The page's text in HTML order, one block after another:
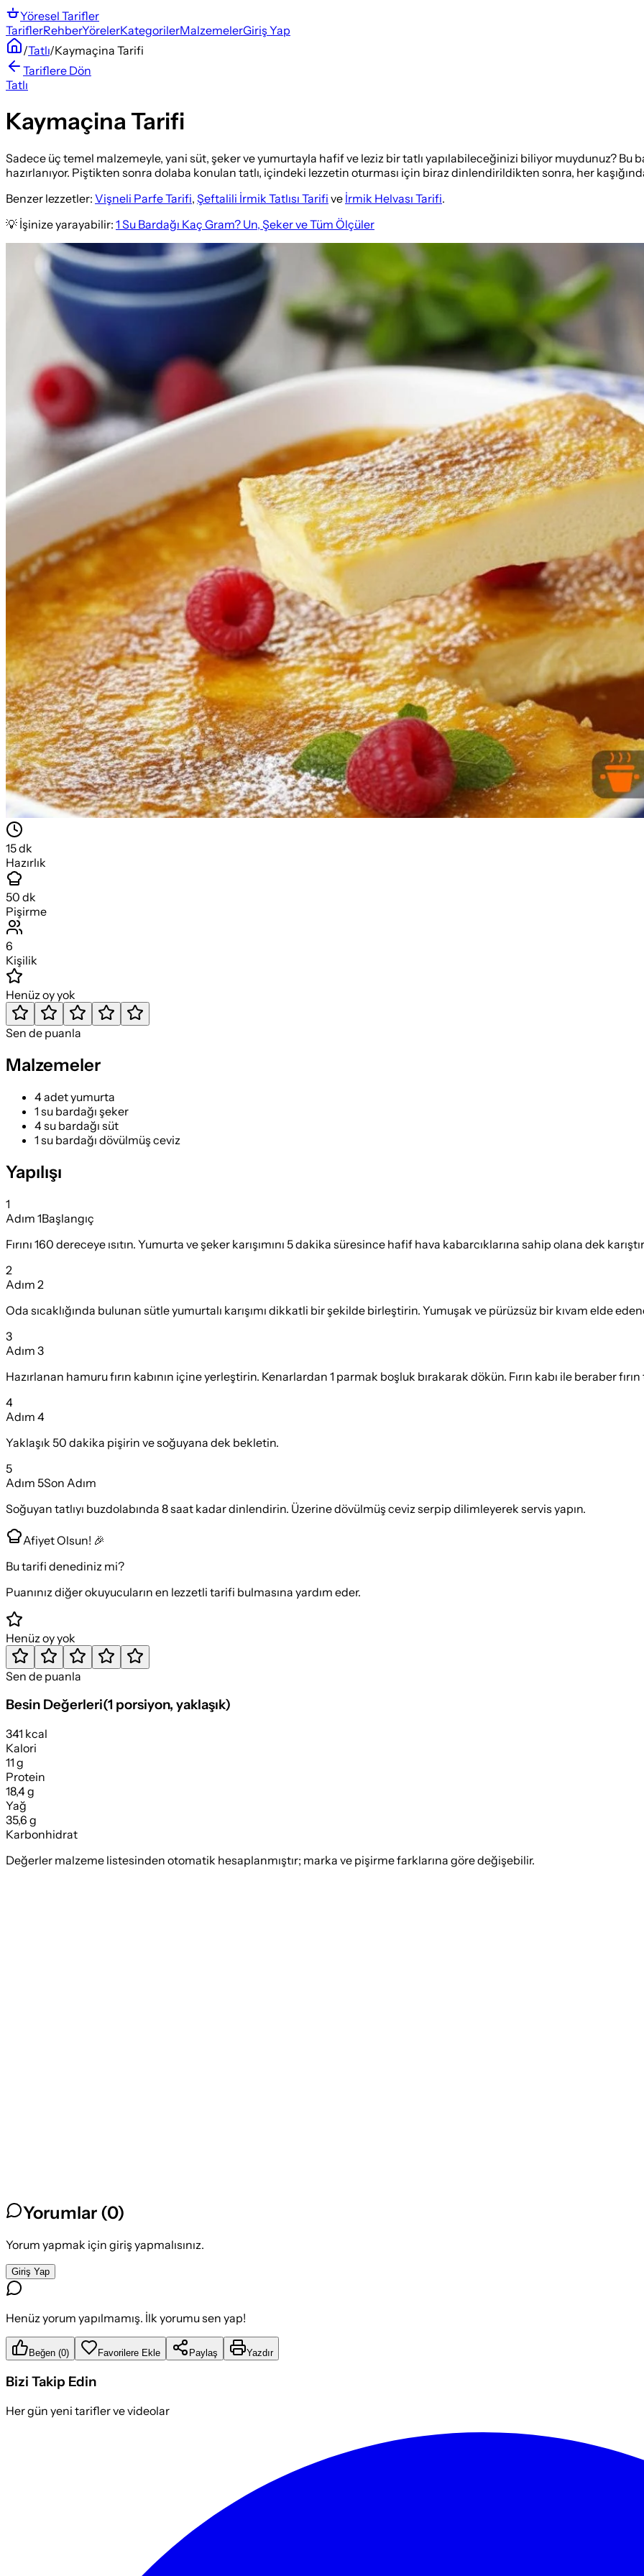
Yöresel Tarifler
TariflerRehberYörelerKategorilerMalzemelerGiriş Yap
/Tatlı/Kaymaçina Tarifi
Tariflere Dön
Tatlı
Kaymaçina Tarifi
Sadece üç temel malzemeyle, yani süt, şeker ve yumurtayla hafif ve leziz bir tatlı yapılabileceğinizi biliyor muydunuz?
hazırlanıyor. Piştikten sonra dolaba konulan tatlı, içindeki lezzetin oturması için biraz dinlendirildikten sonra, her
Benzer lezzetler: Vişneli Parfe Tarifi, Şeftalili İrmik Tatlısı Tarifi ve İrmik Helvası Tarifi.
💡 İşinize yarayabilir: 1 Su Bardağı Kaç Gram? Un, Şeker ve Tüm Ölçüler
15dk
Hazırlık
50 dk
Pişirme
6
Kişilik
Henüz oy yok
Sen de puanla
Malzemeler
4 adet yumurta
1 su bardağı şeker
4 su bardağı süt
1 su bardağı dövülmüş ceviz
Yapılışı
1
Adım 1Başlangıç
Fırını 160 dereceye ısıtın. Yumurta ve şeker karışımını 5 dakika süresince hafif hava kabarcıklarına sahip olana dek
2
Adım 2
Oda sıcaklığında bulunan sütle yumurtalı karışımı dikkatli bir şekilde birleştirin. Yumuşak ve pürüzsüz bir kıvam elde
3
Adım 3
Hazırlanan hamuru fırın kabının içine yerleştirin. Kenarlardan 1 parmak boşluk bırakarak dökün. Fırın kabı ile beraber
4
Adım 4
Yaklaşık 50 dakika pişirin ve soğuyana dek bekletin.
5
Adım 5Son Adım
Soğuyan tatlıyı buzdolabında 8 saat kadar dinlendirin. Üzerine dövülmüş ceviz serpip dilimleyerek servis yapın.
Afiyet Olsun! 🎉
Bu tarifi denediniz mi?
Puanınız diğer okuyucuların en lezzetli tarifi bulmasına yardım eder.
Henüz oy yok
Sen de puanla
Besin Değerleri(1 porsiyon, yaklaşık)
341 kcal
Kalori
11 g
Protein
18,4 g
Yağ
35,6 g
Karbonhidrat
Değerler malzeme listesinden otomatik hesaplanmıştır; marka ve pişirme farklarına göre değişebilir.
Yorumlar (0)
Yorum yapmak için giriş yapmalısınız.
Giriş Yap
Henüz yorum yapılmamış. İlk yorumu sen yap!
Beğen (0) Favorilere Ekle Paylaş Yazdır
Bizi Takip Edin
Her gün yeni tarifler ve videolar